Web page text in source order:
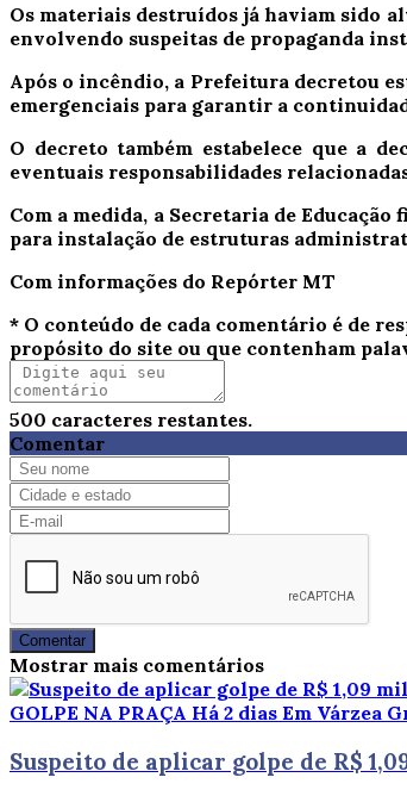
Os materiais destruídos já haviam sido
envolvendo suspeitas de propaganda
Após o incêndio, a Prefeitura decretou
emergenciais para garantir a
O decreto também estabelece que a
eventuais responsabilidades
Com a medida, a Secretaria de
para instalação de estruturas
Com informações do Repórter MT
* O conteúdo de cada comentário é de
propósito do site ou que contenham
500 caracteres restantes.
Comentar
Comentar
Mostrar mais comentários
GOLPE NA PRAÇA Há 2 dias Em Várzea
Suspeito de aplicar golpe de R$